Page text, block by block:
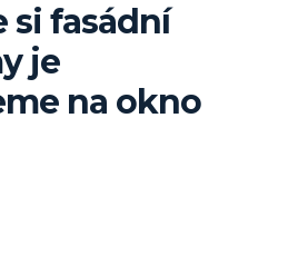
si fasádní
je
na okno